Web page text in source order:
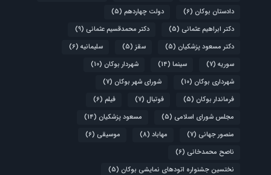
دادستان بوکان (6) دولت چهاردهم (5)
دکتر ابراهیم عثمانی (5) دکتر محمدقسیم عثمانی (9)
دکتر مسعود پزشکیان (5) سقز (5) سلیمانیه (6)
سوریه (7) سینما (14) شهردار بوکان (10)
شهرداری بوکان (10) شورای شهر بوکان (7)
فرماندار بوکان (5) فوتبال (7) فیلم (6)
مجلس شورای اسلامی (5) مسعود پزشکیان (14)
منصور جهانی (7) مهاباد (8) موسیقی (6)
ناصح محمدخانی (6)
نختسین جشنواره اتودهای نمایشی بوکان (5)